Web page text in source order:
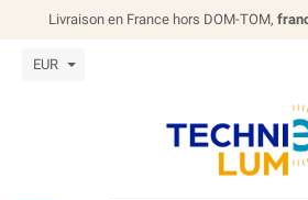
Livraison en France hors DOM-TOM,
EUR